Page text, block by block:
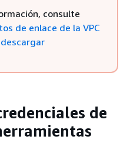
consulte
de enlace de la VPC
de